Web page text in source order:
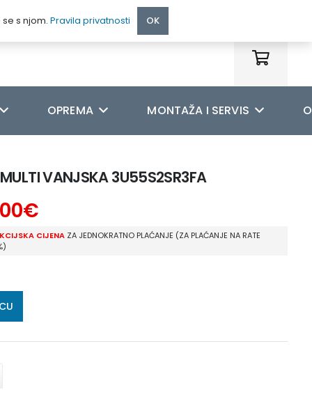
OPREMA MONTAŽA I SERVIS
VANJSKA 3U55S2SR3FA
€
CIJENA ZA JEDNOKRATNO PLAĆANJE (ZA PLAĆANJE NA RATE
s njom. Pravila privatnosti OK